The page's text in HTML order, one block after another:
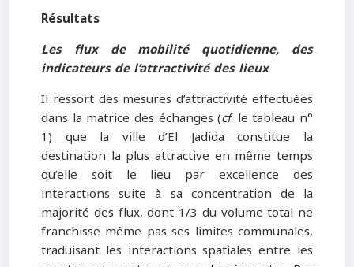
Résultats
Les flux de mobilité quotidienne, des
indicateurs de l’attractivité des lieux
Il ressort des mesures d’attractivité effectuées
dans la matrice des échanges (cf. le tableau n°
1) que la ville d’El Jadida constitue la
destination la plus attractive en même temps
qu’elle soit le lieu par excellence des
interactions suite à sa concentration de la
majorité des flux, dont 1/3 du volume total ne
franchisse même pas ses limites communales,
traduisant les interactions spatiales entre les